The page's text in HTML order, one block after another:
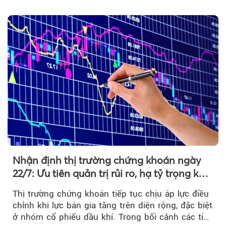
Nhận định thị trường chứng khoán ngày
22/7: Ưu tiên quản trị rủi ro, hạ tỷ trọng khi
Thị trường chứng khoán tiếp tục chịu áp lực điều
chỉnh khi lực bán gia tăng trên diện rộng, đặc biệt
ở nhóm cổ phiếu dầu khí. Trong bối cảnh các tín